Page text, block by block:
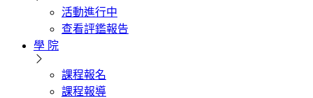
活動進行中
查看評鑑報告
學 院
課程報名
課程報導